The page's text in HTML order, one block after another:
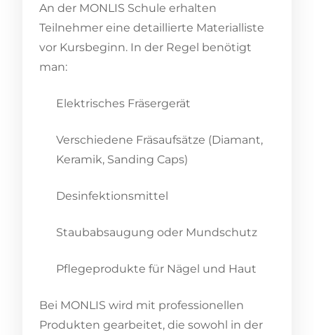
An der MONLIS Schule erhalten
Teilnehmer eine detaillierte Materialliste
vor Kursbeginn. In der Regel benötigt
man:
Elektrisches Fräsergerät
Verschiedene Fräsaufsätze (Diamant,
Keramik, Sanding Caps)
Desinfektionsmittel
Staubabsaugung oder Mundschutz
Pflegeprodukte für Nägel und Haut
Bei MONLIS wird mit professionellen
Produkten gearbeitet, die sowohl in der